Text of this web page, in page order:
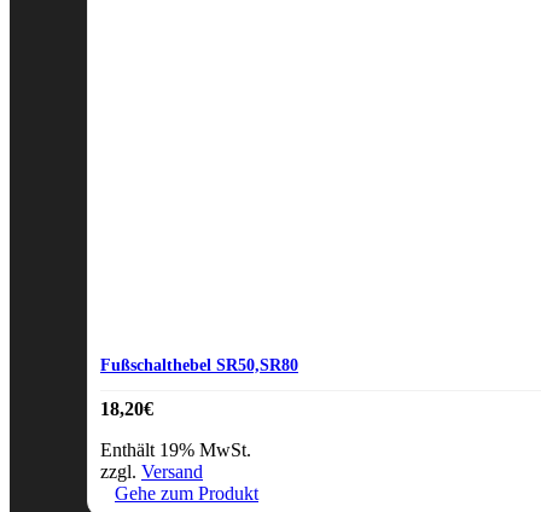
Fußschalthebel SR50,SR80
18,20€
Enthält 19% MwSt.
zzgl. Versand
Gehe zum Produkt